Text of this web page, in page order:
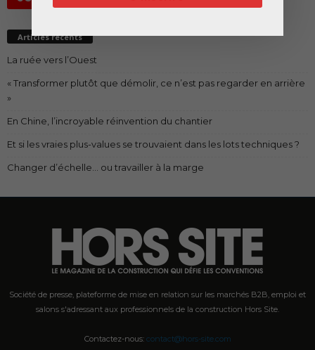
Articles récents
La ruée vers l’Ouest
« Transformer plutôt que démolir, ce n’est pas regarder en arrière
»
En Chine, l’incroyable réinvention du chantier
Et si les vraies plus-values se trouvaient dans les lots techniques ?
Changer d’échelle… ou travailler à la marge
Société de presse, plateforme de mise en relation sur les marchés B2B, emploi et
salons s'adressant aux professionnels de la construction Hors Site.
Contactez-nous: contact@hors-site.com